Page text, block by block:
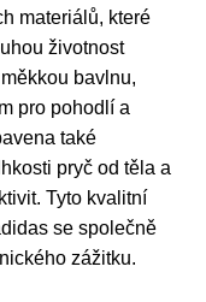
materiálů, které
životnost
bavlnu,
pro pohodlí a
také
pryč od těla a
Tyto kvalitní
se společně
zážitku.